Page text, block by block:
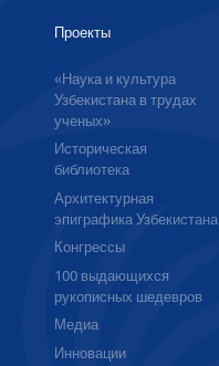
Проекты
«Наука и культура
Узбекистана в трудах
ученых»
Историческая
библиотека
Архитектурная
эпиграфика Узбекистана
Конгрессы
100 выдающихся
рукописных шедевров
Медиа
Инновации